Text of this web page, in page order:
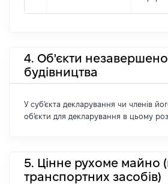
4. Об'єкти
будівництва
У суб'єкта декларування чи членів
об'єкти для декларування в цьому
5. Цінне рухоме майно
транспортних засобів)